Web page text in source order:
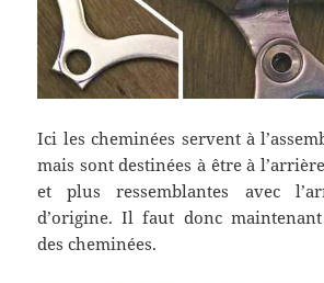
Ici les cheminées servent à
mais sont destinées à être à
et plus ressemblantes avec
d’origine. Il faut donc
des cheminées.